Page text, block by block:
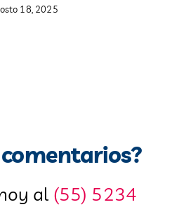
18, 2025
al (55) 5234